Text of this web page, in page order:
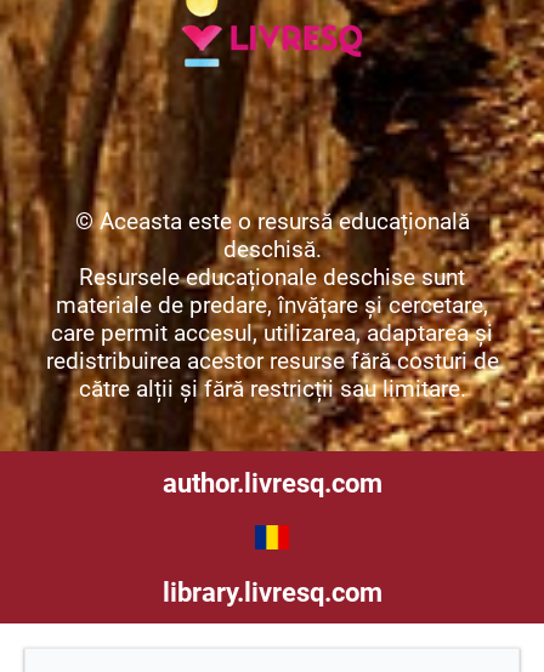
© Aceasta este o resursă educațională
deschisă.
Resursele educaționale deschise sunt
materiale de predare, învățare și cercetare,
care permit accesul, utilizarea, adaptarea și
redistribuirea acestor resurse fără costuri de
către alții și fără restricții sau limitare.
author.livresq.com
library.livresq.com